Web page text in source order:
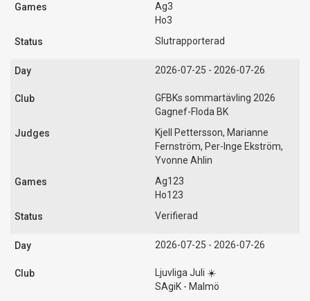
Ag3
Ho3
Slutrapporterad
2026-07-25 - 2026-07-26
GFBKs sommartävling 2026
Gagnef-Floda BK
Kjell Pettersson, Marianne
Fernström, Per-Inge Ekström,
Yvonne Ahlin
Ag123
Ho123
Verifierad
2026-07-25 - 2026-07-26
Ljuvliga Juli ☀️
SAgiK - Malmö